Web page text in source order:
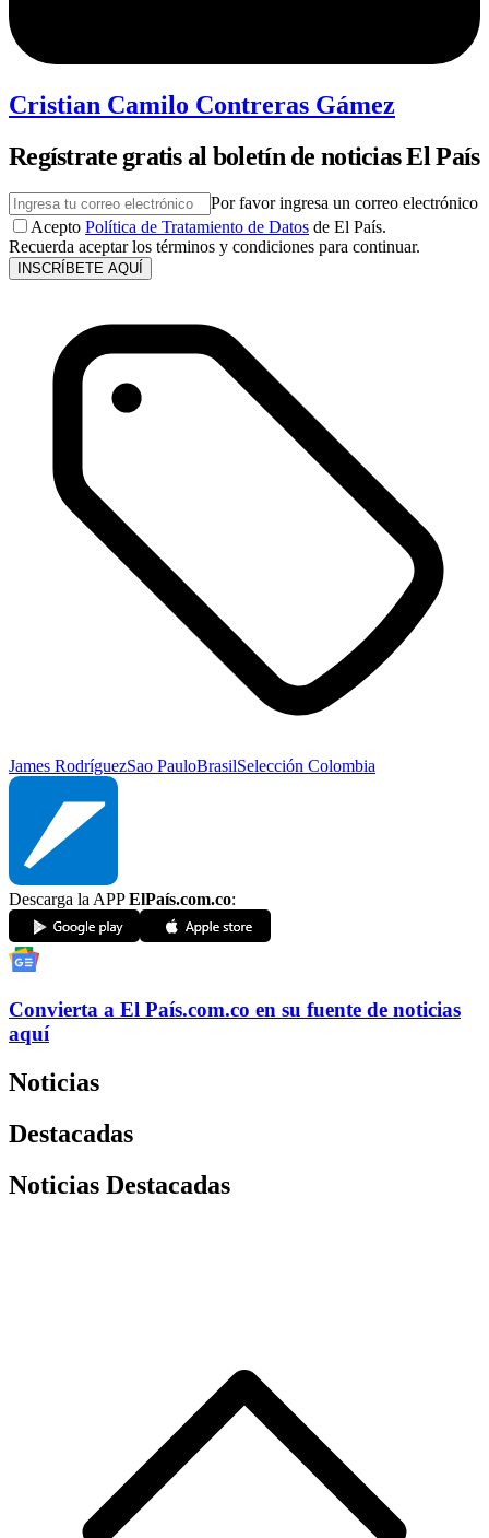
Cristian Camilo Contreras Gámez
Regístrate gratis al boletín de noticias El País
Por favor ingresa un correo electrónico
Acepto Política de Tratamiento de Datos de El País.
Recuerda aceptar los términos y condiciones para continuar.
INSCRÍBETE AQUÍ
James RodríguezSao PauloBrasilSelección Colombia
Descarga la APPElPaís.com.co:
Convierta a El País.com.co en su fuente de noticias
aquí
Noticias
Destacadas
Noticias Destacadas